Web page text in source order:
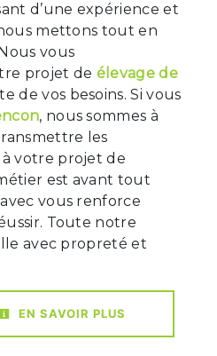
d’une expérience et
mettons tout en
vous
projet de élevage de
de vos besoins. Si vous
, nous sommes à
les
à votre projet de
est avant tout
vous renforce
Toute notre
avec propreté et
EN SAVOIR PLUS